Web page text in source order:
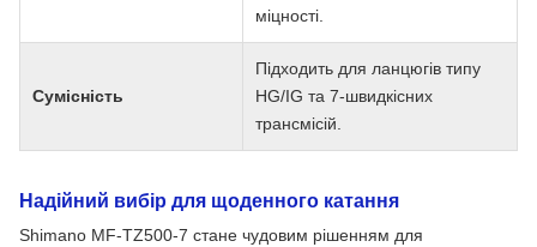
міцності.
Сумісність
Підходить для ланцюгів типу
HG/IG та 7-швидкісних
трансмісій.
Надійний вибір для щоденного катання
Shimano MF-TZ500-7 стане чудовим рішенням для